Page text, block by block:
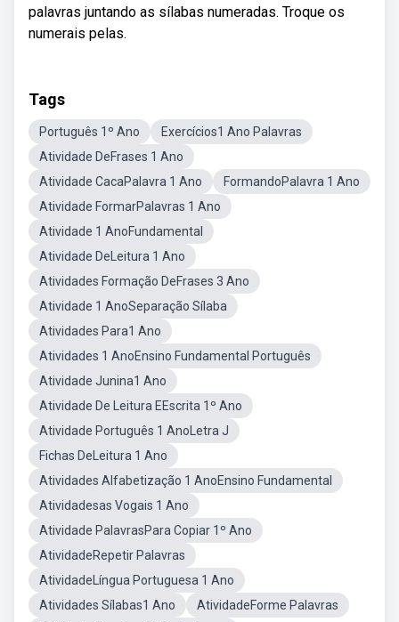
palavras juntando as sílabas numeradas. Troque os
numerais pelas.
Tags
Português 1º Ano
Exercícios1 Ano Palavras
Atividade DeFrases 1 Ano
Atividade CacaPalavra 1 Ano
FormandoPalavra 1 Ano
Atividade FormarPalavras 1 Ano
Atividade 1 AnoFundamental
Atividade DeLeitura 1 Ano
Atividades Formação DeFrases 3 Ano
Atividade 1 AnoSeparação Sílaba
Atividades Para1 Ano
Atividades 1 AnoEnsino Fundamental Português
Atividade Junina1 Ano
Atividade De Leitura EEscrita 1º Ano
Atividade Português 1 AnoLetra J
Fichas DeLeitura 1 Ano
Atividades Alfabetização 1 AnoEnsino Fundamental
Atividadesas Vogais 1 Ano
Atividade PalavrasPara Copiar 1º Ano
AtividadeRepetir Palavras
AtividadeLíngua Portuguesa 1 Ano
Atividades Sílabas1 Ano
AtividadeForme Palavras